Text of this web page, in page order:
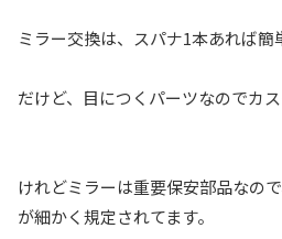
ミラー交換は、スパナ1本あれば簡
だけど、目につくパーツなのでカ
けれどミラーは重要保安部品なの
が細かく規定されてます。